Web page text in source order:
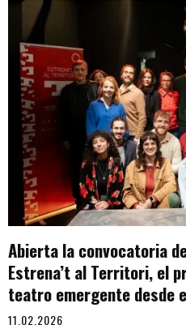
Abierta la convocatoria
Estrena’t al Territori, el
teatro emergente desde
11.02.2026